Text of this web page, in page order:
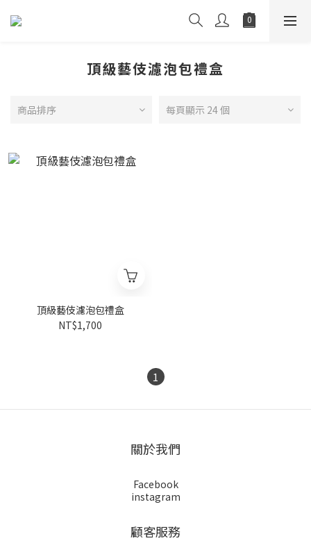
頂級藝伎濾泡包禮盒
商品排序 每頁顯示 24 個
頂級藝伎濾泡包禮盒
NT$1,700
1
關於我們
Facebook
instagram
顧客服務